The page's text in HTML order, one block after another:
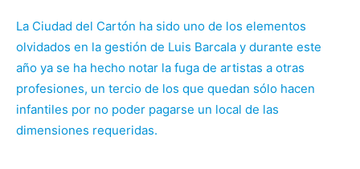
La Ciudad del Cartón ha sido uno de los elementos
olvidados en la gestión de Luis Barcala y durante este
año ya se ha hecho notar la fuga de artistas a otras
profesiones, un tercio de los que quedan sólo hacen
infantiles por no poder pagarse un local de las
dimensiones requeridas.